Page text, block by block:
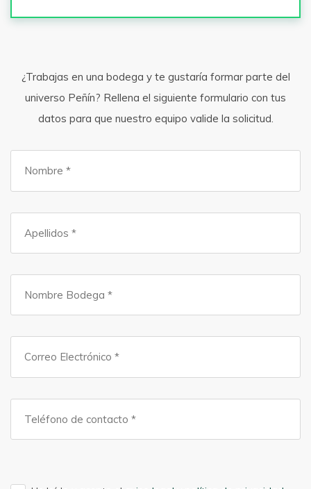
¿Trabajas en una bodega y te gustaría formar parte del
universo Peñín? Rellena el siguiente formulario con tus
datos para que nuestro equipo valide la solicitud.